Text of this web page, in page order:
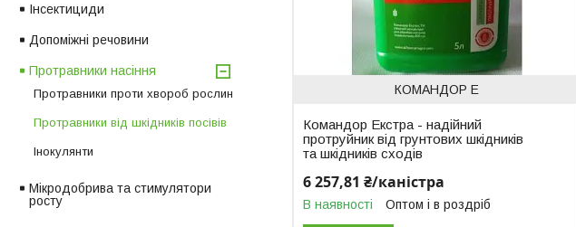
КОМАНДОР Е
Командор Екстра - надійний
протруйник від грунтових шкідників
та шкідників сходів
6 257,81 ₴/каністра
В наявності Оптом і в роздріб
Інсектициди
Допоміжні речовини
Протравники насіння
Протравники проти хвороб рослин
Протравники від шкідників посівів
Інокулянти
Мікродобрива та стимулятори
росту